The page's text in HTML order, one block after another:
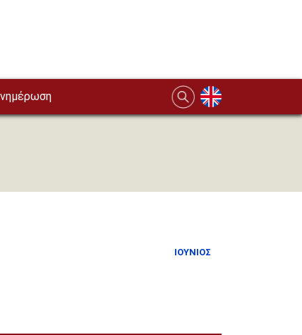
ΙΟΎΝΙΟΣ